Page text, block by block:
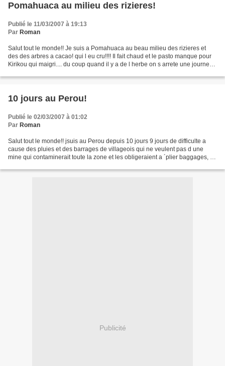
Pomahuaca au milieu des rizieres!
Publié le 11/03/2007 à 19:13
Par Roman
Salut tout le monde!! Je suis a Pomahuaca au beau milieu des rizieres et
des des arbres a cacao! qui l eu cru!!!! Il fait chaud et le pasto manque pour
Kirikou qui maigri.... du coup quand il y a de l herbe on s arrete une journee.
10 jours au Perou!
Publié le 02/03/2007 à 01:02
Par Roman
Salut tout le monde!! jsuis au Perou depuis 10 jours 9 jours de difficulte a
cause des pluies et des barrages de villageois qui ne veulent pas d une
mine qui contaminerait toute la zone et les obligeraient a ´plier baggages, il
Publicité